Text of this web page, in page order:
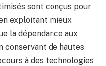
sont conçus pour
exploitant mieux
la dépendance aux
conservant de hautes
à des technologies